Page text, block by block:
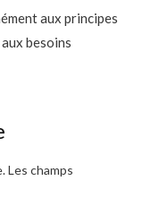
aux principes
besoins
Les champs